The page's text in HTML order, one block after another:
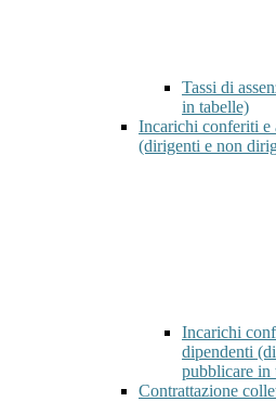
Tassi di
in tabelle)
Incarichi conferiti e
(dirigenti e non
Incarichi
dipendenti
pubblicare in
Contrattazione